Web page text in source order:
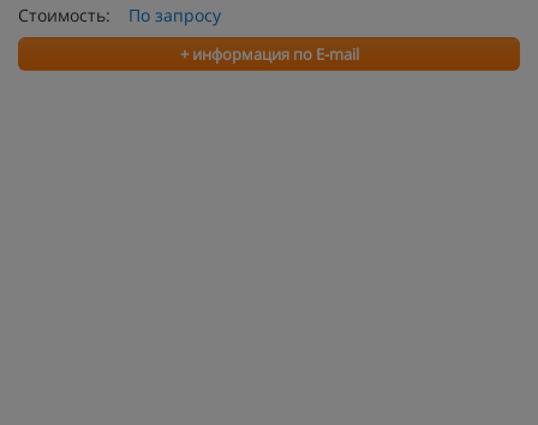
Стоимость:
По запросу
+ информация по E-mail